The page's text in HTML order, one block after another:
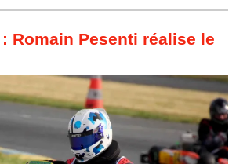
Romain Pesenti réalise le